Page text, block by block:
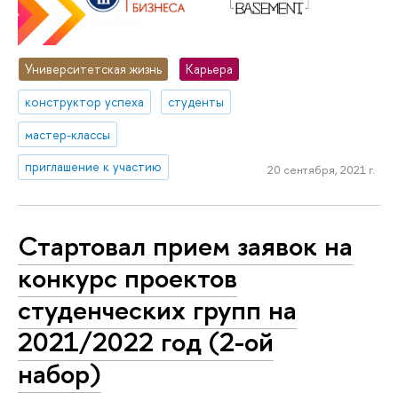
Университетская жизнь
Карьера
конструктор успеха
студенты
мастер-классы
приглашение к участию
20 сентября, 2021 г.
Стартовал прием заявок на
конкурс проектов
студенческих групп на
2021/2022 год (2-ой
набор)